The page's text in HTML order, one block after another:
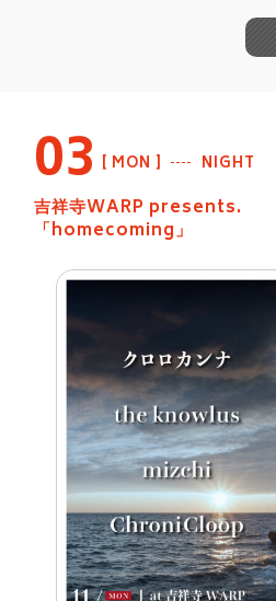
03 MON NIGHT
吉祥寺WARP presents.
「homecoming」